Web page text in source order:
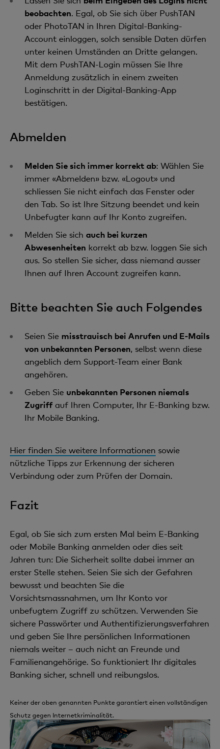
beobachten. Egal, ob Sie sich über PushTAN
oder PhotoTAN in Ihren Digital-Banking-
Account einloggen, solch sensible Daten dürfen
unter keinen Umständen an Dritte gelangen.
Mit dem PushTAN-Login müssen Sie Ihre
Anmeldung zusätzlich in einem zweiten
Loginschritt in der Digital-Banking-App
bestätigen.
Abmelden
Melden Sie sich immer korrekt ab: Wählen Sie
immer «Abmelden» bzw. «Logout» und
schliessen Sie nicht einfach das Fenster oder
den Tab. So ist Ihre Sitzung beendet und kein
Unbefugter kann auf Ihr Konto zugreifen.
Melden Sie sich auch bei kurzen
Abwesenheiten korrekt ab bzw. loggen Sie sich
aus. So stellen Sie sicher, dass niemand ausser
Ihnen auf Ihren Account zugreifen kann.
Bitte beachten Sie auch Folgendes
Seien Sie misstrauisch bei Anrufen und E-Mails
von unbekannten Personen, selbst wenn diese
angeblich dem Support-Team einer Bank
angehören.
Geben Sie unbekannten Personen niemals
Zugriff auf Ihren Computer, Ihr E-Banking bzw.
Ihr Mobile Banking.
Hier finden Sie weitere Informationen sowie
nützliche Tipps zur Erkennung der sicheren
Verbindung oder zum Prüfen der Domain.
Fazit
Egal, ob Sie sich zum ersten Mal beim E-Banking
oder Mobile Banking anmelden oder dies seit
Jahren tun: Die Sicherheit sollte dabei immer an
erster Stelle stehen. Seien Sie sich der Gefahren
bewusst und beachten Sie die
Vorsichtsmassnahmen, um Ihr Konto vor
unbefugtem Zugriff zu schützen. Verwenden Sie
sichere Passwörter und Authentifizierungsverfahren
und geben Sie Ihre persönlichen Informationen
niemals weiter – auch nicht an Freunde und
Familienangehörige. So funktioniert Ihr digitales
Banking sicher, schnell und reibungslos.
Keiner der oben genannten Punkte garantiert einen vollständigen
Schutz gegen Internetkriminalität.